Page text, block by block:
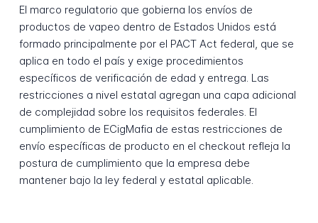
El marco regulatorio que gobierna los envíos de
productos de vapeo dentro de Estados Unidos está
formado principalmente por el PACT Act federal, que se
aplica en todo el país y exige procedimientos
específicos de verificación de edad y entrega. Las
restricciones a nivel estatal agregan una capa adicional
de complejidad sobre los requisitos federales. El
cumplimiento de ECigMafia de estas restricciones de
envío específicas de producto en el checkout refleja la
postura de cumplimiento que la empresa debe
mantener bajo la ley federal y estatal aplicable.